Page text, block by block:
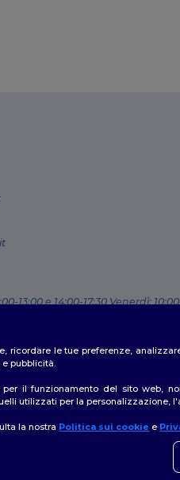
13:00 e 14:00-17:30 Venerdì:
le tue preferenze,
pubblicità.
il funzionamento del sito web,
utilizzati per la personalizzazione,
la nostra Politica sui cookie e